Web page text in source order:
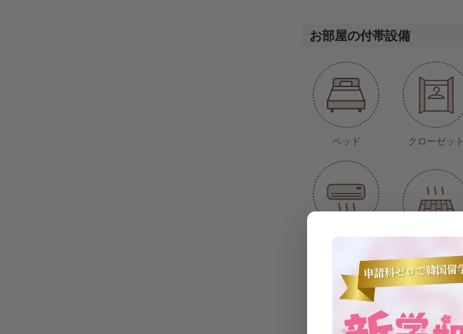
お部屋の付帯設備
ベッド クローゼット
エアコン(個人管理